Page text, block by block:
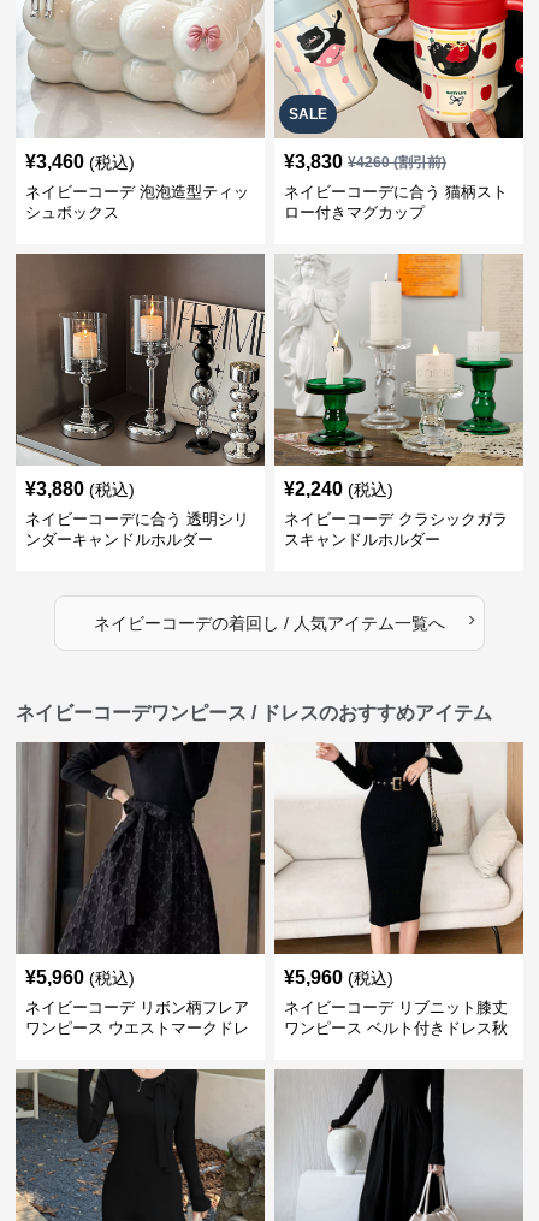
¥3,460 (税込)
ネイビーコーデ 泡泡造型ティッ
シュボックス
SALE
¥3,830 ¥4260(割引前)
ネイビーコーデに合う 猫柄スト
ロー付きマグカップ
¥3,880 (税込)
ネイビーコーデに合う 透明シリ
ンダーキャンドルホルダー
¥2,240 (税込)
ネイビーコーデ クラシックガラ
スキャンドルホルダー
ネイビーコーデの着回し / 人気アイテム一覧へ ›
ネイビーコーデワンピース / ドレスのおすすめアイテム
¥5,960 (税込)
ネイビーコーデ リボン柄フレア
ワンピース ウエストマークドレ
¥5,960 (税込)
ネイビーコーデ リブニット膝丈
ワンピース ベルト付きドレス秋